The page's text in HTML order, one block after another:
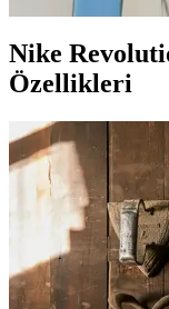
Nike
Özellikleri